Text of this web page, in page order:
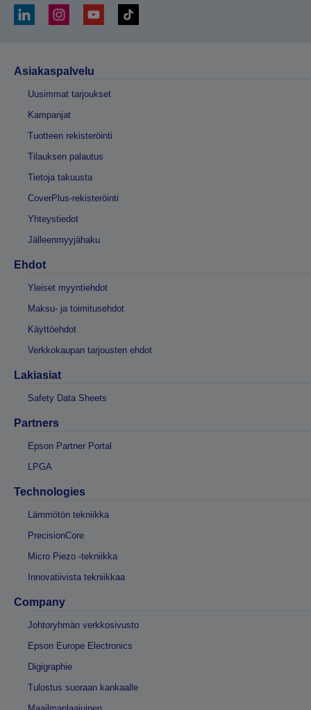
Asiakaspalvelu
Uusimmat tarjoukset
Kampanjat
Tuotteen rekisteröinti
Tilauksen palautus
Tietoja takuusta
CoverPlus-rekisteröinti
Yhteystiedot
Jälleenmyyjähaku
Ehdot
Yleiset myyntiehdot
Maksu- ja toimitusehdot
Käyttöehdot
Verkkokaupan tarjousten ehdot
Lakiasiat
Safety Data Sheets
Partners
Epson Partner Portal
LPGA
Technologies
Lämmötön tekniikka
PrecisionCore
Micro Piezo -tekniikka
Innovatiivista tekniikkaa
Company
Johtoryhmän verkkosivusto
Epson Europe Electronics
Digigraphie
Tulostus suoraan kankaalle